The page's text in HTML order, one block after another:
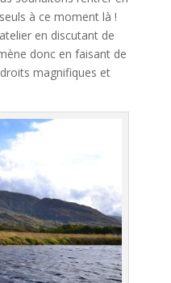
à ce moment là !
en discutant de
donc en faisant de
magnifiques et